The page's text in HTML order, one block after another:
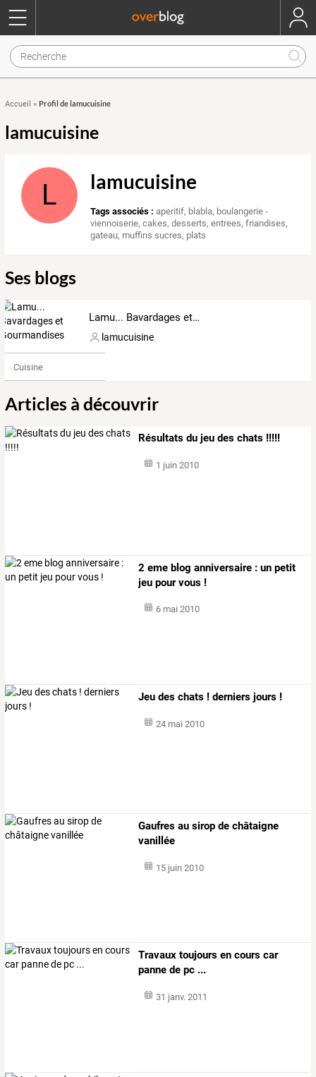
Accueil » Profil de lamucuisine
lamucuisine
L lamucuisine
Tags associés : aperitif, blabla, boulangerie -
viennoiserie,cakes,desserts,entrees,friandises,
gateau, muffins sucres, plats
Ses blogs
Lamu... Bavardages et Gourmandises
lamucuisine
Cuisine
Articles à découvrir
Résultats du jeu des chats !!!!!
1 juin 2010
2 eme blog anniversaire : un petit
jeu pour vous !
6 mai 2010
Jeu des chats ! derniers jours !
24 mai 2010
Gaufres au sirop de châtaigne
vanillée
15 juin 2010
Travaux toujours en cours car
panne de pc ...
31 janv. 2011